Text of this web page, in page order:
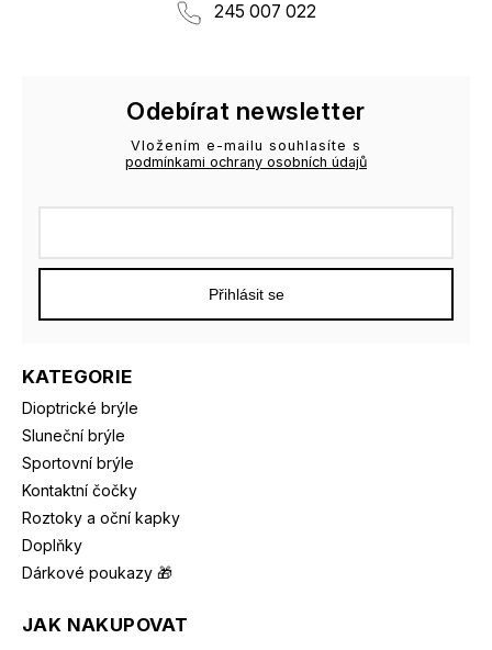
245 007 022
KATEGORIE
Dioptrické brýle
Sluneční brýle
Sportovní brýle
Kontaktní čočky
Roztoky a oční kapky
Doplňky
Dárkové poukazy 🎁
JAK NAKUPOVAT
Odebírat newsletter
Vložením e-mailu souhlasíte s
podmínkami ochrany osobních údajů
Přihlásit se